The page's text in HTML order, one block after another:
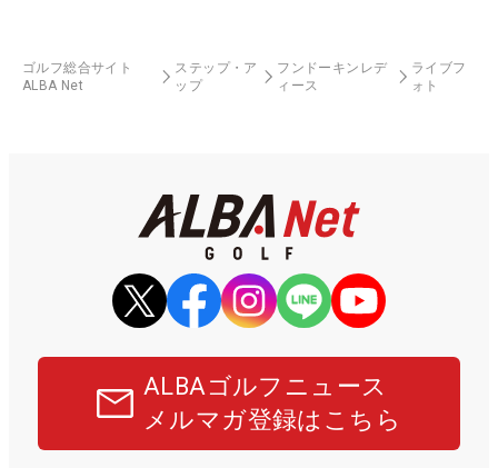
ゴルフ総合サイト
ALBA Net
ステップ・ア
ップ
フンドーキンレデ
ィース
ライブフ
ォト
ALBAゴルフニュース
メルマガ登録はこちら